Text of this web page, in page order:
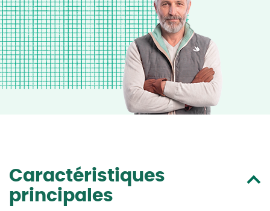
Caractéristiques
principales